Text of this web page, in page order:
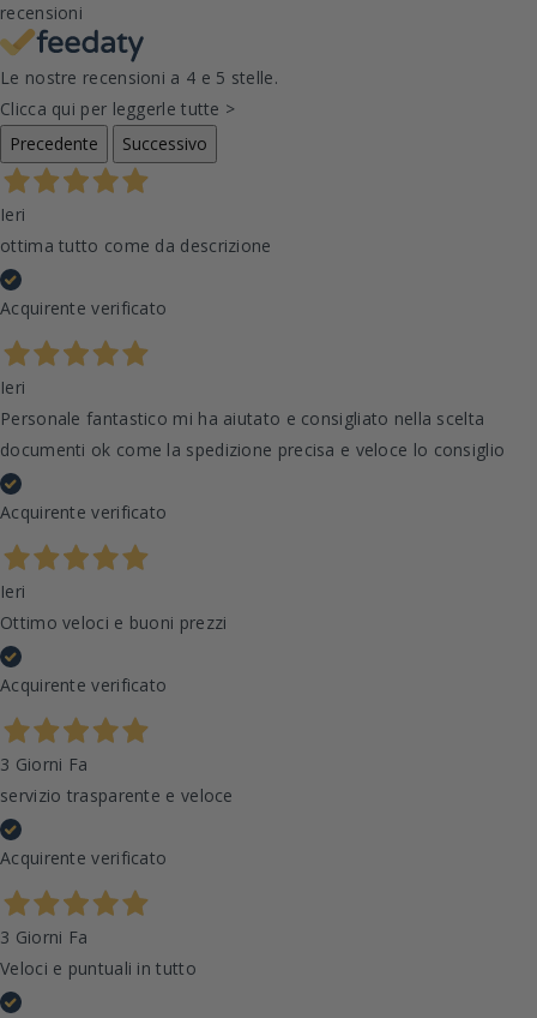
recensioni
Le nostre recensioni a 4 e 5 stelle.
Clicca qui per leggerle tutte >
Precedente
Successivo
Ieri
ottima tutto come da descrizione
Acquirente verificato
Ieri
Personale fantastico mi ha aiutato e consigliato nella scelta
documenti ok come la spedizione precisa e veloce lo consiglio
Acquirente verificato
Ieri
Ottimo veloci e buoni prezzi
Acquirente verificato
3 Giorni Fa
servizio trasparente e veloce
Acquirente verificato
3 Giorni Fa
Veloci e puntuali in tutto